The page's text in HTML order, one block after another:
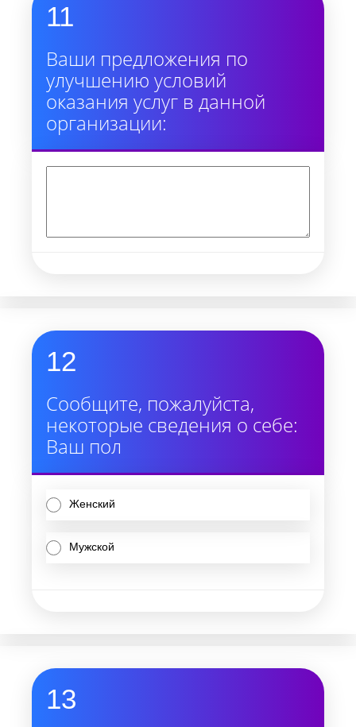
11
Ваши предложения по
улучшению условий
оказания услуг в данной
организации:
12
Сообщите, пожалуйста,
некоторые сведения о себе:
Ваш пол
Женский
Мужской
13